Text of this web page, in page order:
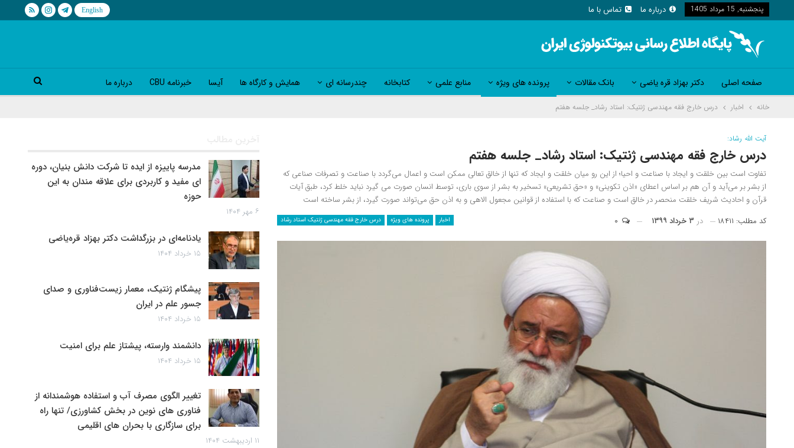
پنجشنبه, 15 مرداد 1405 درباره ما تماس با ما
صفحه اصلی دکتر بهزاد قره یاضی بانک مقالات پرونده های ویژه منابع علمی کتابخانه چندرسانه ای همایش و کارگاه ها آیسا خبرنامه CBU درباره ما
خانه اخبار درس خارج فقه مهندسی ژنتیک: استاد رشاد_ جلسه هفتم
آیت الله رشاد:
درس خارج فقه مهندسی ژنتیک: استاد رشاد_ جلسه هفتم
تفاوت است بین خلقت و ایجاد با صناعت و احیا؛ از این رو میان خلقت و ایجاد که تنها از خالق تعالی ممکن است و اعمال می‌گردد با صناعت و تصرفات صناعی که
از بشر بر می‌آید و آن هم بر اساس اعطای «اذن تکوینی» و «حق تشریعی» تسخیر به بشر از سوی باری، توسط انسان صورت می گیرد نباید خلط کرد، طبق آیات
قرآن و احادیث شریف خلقت منحصر در خالق است و صناعت که با استفاده از قوانین مجعول الاهی و به اذن حق می‌تواند صورت گیرد، از بشر ساخته است
اخبار پرونده های ویژه درس خارج فقه مهندسی ژنتیک استاد رشاد کد مطلب: ۱۸۴۱۱ در ۳ خرداد ۱۳۹۹
آخرین مطالب
مدرسه پاییزه از ایده تا شرکت دانش بنیان، دوره
ای مفید و کاربردی برای علاقه مندان به این
حوزه
۶ مهر ۱۴۰۴
یادنامه‌ای در بزرگداشت دکتر بهزاد قره‌یاضی
۱۵ خرداد ۱۴۰۴
پیشگام ژنتیک، معمار زیست‌فناوری و صدای
جسور علم در ایران
۱۵ خرداد ۱۴۰۴
دانشمند وارسته، پیشتاز علم برای امنیت
۱۵ خرداد ۱۴۰۴
تغییر الگوی مصرف آب و استفاده هوشمندانه از
فناوری های نوین در بخش کشاورزی/ تنها راه
برای سازگاری با بحران های اقلیمی
۱۱ اردیبهشت ۱۴۰۴